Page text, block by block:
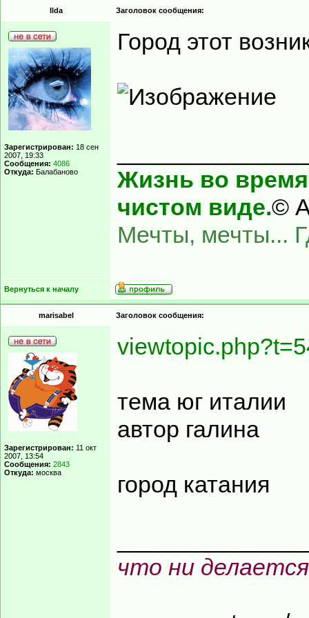
Ilda Заголовок сообщения:
Зарегистрирован: 18 сен
2007, 19:33
Сообщения: 4086
Откуда: Балабаново
Город этот
Жизнь во время
чистом виде.©
Мечты, мечты...
Вернуться к началу
marisabel Заголовок сообщения:
Зарегистрирован: 11 окт
2007, 13:54
Сообщения: 2843
Откуда: москва
тема юг италии
автор галина
город катания
что ни